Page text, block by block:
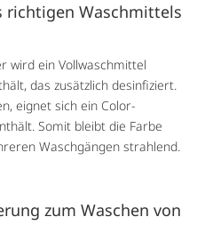
richtigen Waschmittels
wird ein Vollwaschmittel
das zusätzlich desinfiziert.
eignet sich ein Color-
Somit bleibt die Farbe
Waschgängen strahlend.
zum Waschen von